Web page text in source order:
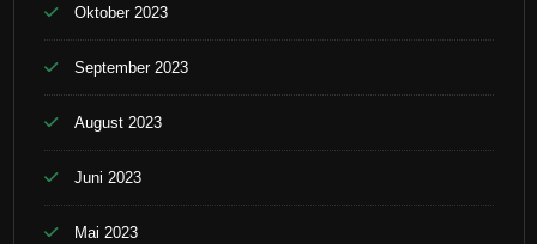
Oktober 2023
September 2023
August 2023
Juni 2023
Mai 2023